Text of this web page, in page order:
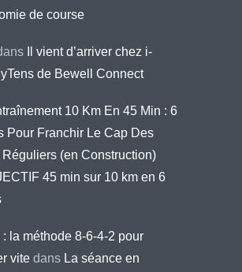
de course
Il vient d’arriver chez i-
de Bewell Connect
10 Km En 45 Min : 6
Pour Franchir Le Cap Des
(en Construction)
45 min sur 10 km en 6
: la méthode 8-6-4-2 pour
vite dans La séance en